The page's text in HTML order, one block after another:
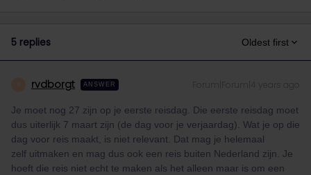
5 replies Oldest first
rvdborgt ANSWER
Je moet nog 27 zijn op je eerste reisdag. Die eerste reisdag moet
dus uiterlijk 7 maart zijn (de dag voor je verjaardag). Wat je op die
dag voor reis maakt, is niet relevant. Dat mag je helemaal
zelf uitmaken en mag dus ook een reis buiten Nederland zijn. Je
hoeft die reis niet echt te maken als het alleen maar is om een